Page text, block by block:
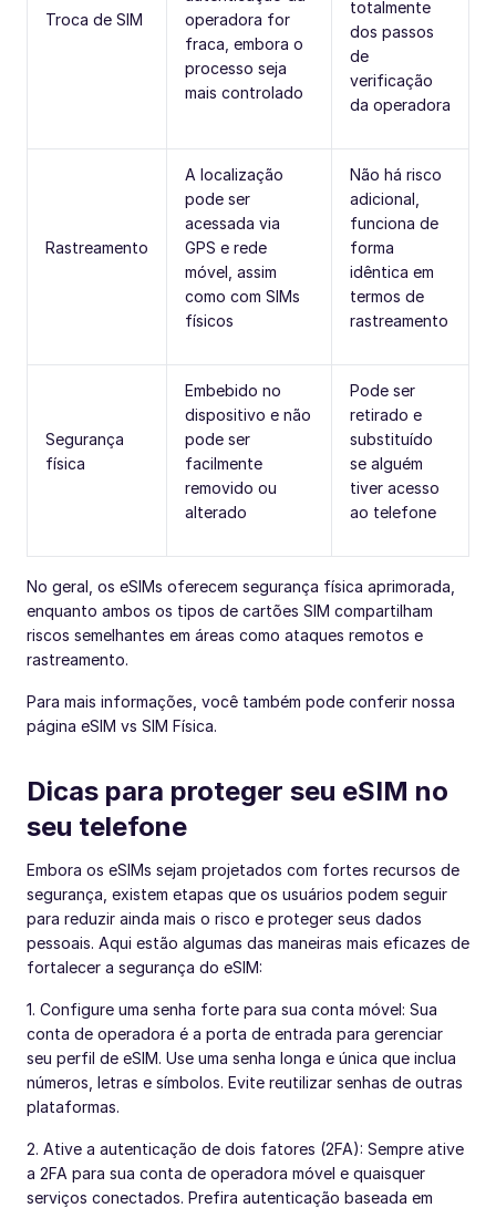
Troca de SIM
operadora for
fraca, embora o
processo seja
mais controlado
totalmente
dos passos
de
verificação
da operadora
Rastreamento
A localização
pode ser
acessada via
GPS e rede
móvel, assim
como com SIMs
físicos
Não há risco
adicional,
funciona de
forma
idêntica em
termos de
rastreamento
Segurança
física
Embebido no
dispositivo e não
pode ser
facilmente
removido ou
alterado
Pode ser
retirado e
substituído
se alguém
tiver acesso
ao telefone
No geral, os eSIMs oferecem segurança física aprimorada,
enquanto ambos os tipos de cartões SIM compartilham
riscos semelhantes em áreas como ataques remotos e
rastreamento.
Para mais informações, você também pode conferir nossa
página eSIM vs SIM Física.
Dicas para proteger seu eSIM no
seu telefone
Embora os eSIMs sejam projetados com fortes recursos de
segurança, existem etapas que os usuários podem seguir
para reduzir ainda mais o risco e proteger seus dados
pessoais. Aqui estão algumas das maneiras mais eficazes de
fortalecer a segurança do eSIM:
1. Configure uma senha forte para sua conta móvel: Sua
conta de operadora é a porta de entrada para gerenciar
seu perfil de eSIM. Use uma senha longa e única que inclua
números, letras e símbolos. Evite reutilizar senhas de outras
plataformas.
2. Ative a autenticação de dois fatores (2FA): Sempre ative
a 2FA para sua conta de operadora móvel e quaisquer
serviços conectados. Prefira autenticação baseada em